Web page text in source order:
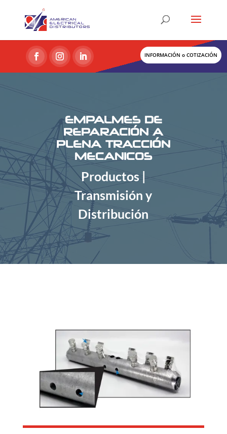
INFORMACIÓN o COTIZACIÓN
EMPALMES DE
REPARACIÓN A
PLENA TRACCIÓN
MECANICOS
Productos |
Transmisión y
Distribución